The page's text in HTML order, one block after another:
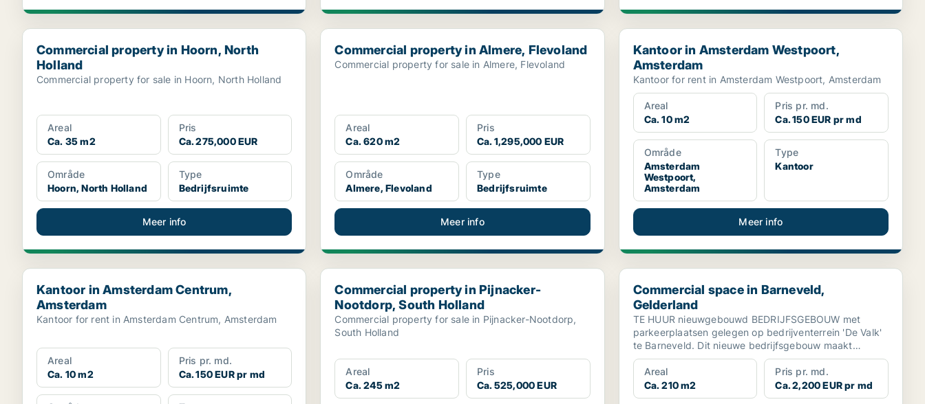
Commercial property in Hoorn, North Holland
Commercial property in Hoorn, North
Holland
Commercial property for sale in Hoorn, North Holland
Areal
Ca. 35 m2
Pris
Ca. 275,000 EUR
Område
Hoorn, North Holland
Type
Bedrijfsruimte
Meer info
Commercial property in Almere, Flevoland
Commercial property in Almere, Flevoland
Commercial property for sale in Almere, Flevoland
Areal
Ca. 620 m2
Pris
Ca. 1,295,000 EUR
Område
Almere, Flevoland
Type
Bedrijfsruimte
Meer info
Kantoor in Amsterdam Westpoort, Amsterdam
Kantoor in Amsterdam Westpoort,
Amsterdam
Kantoor for rent in Amsterdam Westpoort, Amsterdam
Areal
Ca. 10 m2
Pris pr. md.
Ca. 150 EUR pr md
Område
Amsterdam
Westpoort,
Amsterdam
Type
Kantoor
Meer info
Kantoor in Amsterdam Centrum, Amsterdam
Kantoor in Amsterdam Centrum,
Amsterdam
Kantoor for rent in Amsterdam Centrum, Amsterdam
Areal
Ca. 10 m2
Pris pr. md.
Ca. 150 EUR pr md
Commercial property in Pijnacker-Nootdorp, South Holland
Commercial property in Pijnacker-
Nootdorp, South Holland
Commercial property for sale in Pijnacker-Nootdorp,
South Holland
Areal
Ca. 245 m2
Pris
Ca. 525,000 EUR
Commercial space in Barneveld, Gelderland
Commercial space in Barneveld,
Gelderland
TE HUUR nieuwgebouwd BEDRIJFSGEBOUW met
parkeerplaatsen gelegen op bedrijventerrein 'De Valk'
te Barneveld. Dit nieuwe bedrijfsgebouw maakt
onderdeel uit...
Areal
Ca. 210 m2
Pris pr. md.
Ca. 2,200 EUR pr md